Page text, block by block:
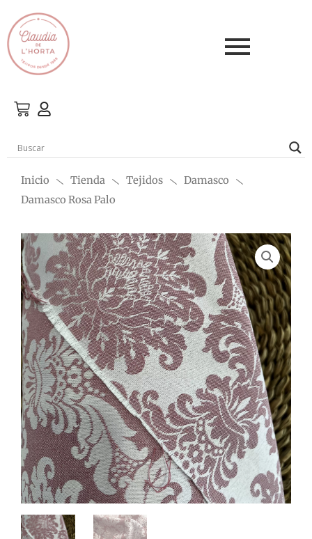
contenido
Inicio Tienda Tejidos
Damasco
Damasco Rosa Palo